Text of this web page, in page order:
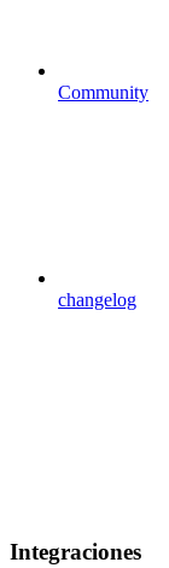
Community
changelog
Integraciones